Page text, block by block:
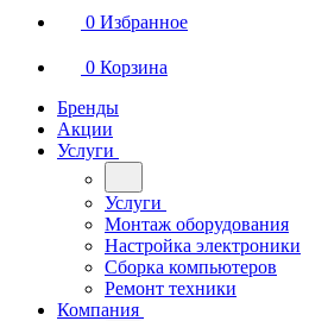
0 Избранное
0 Корзина
Бренды
Акции
Услуги
Услуги
Монтаж оборудования
Настройка электроники
Сборка компьютеров
Ремонт техники
Компания